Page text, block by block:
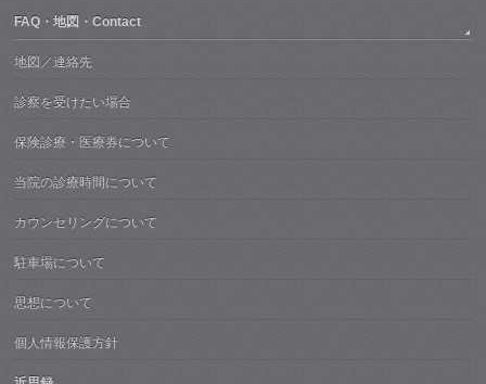
FAQ・地図・Contact
地図／連絡先
診察を受けたい場合
保険診療・医療券について
当院の診療時間について
カウンセリングについて
駐車場について
思想について
個人情報保護方針